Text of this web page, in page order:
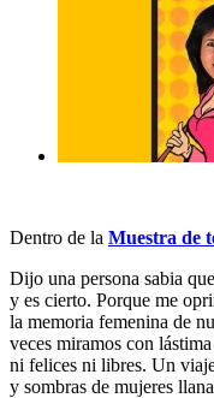
Dentro de la Muestra de
Dijo una persona sabia
y es cierto. Porque me
la memoria femenina de
veces miramos con
ni felices ni libres. Un
y sombras de mujeres